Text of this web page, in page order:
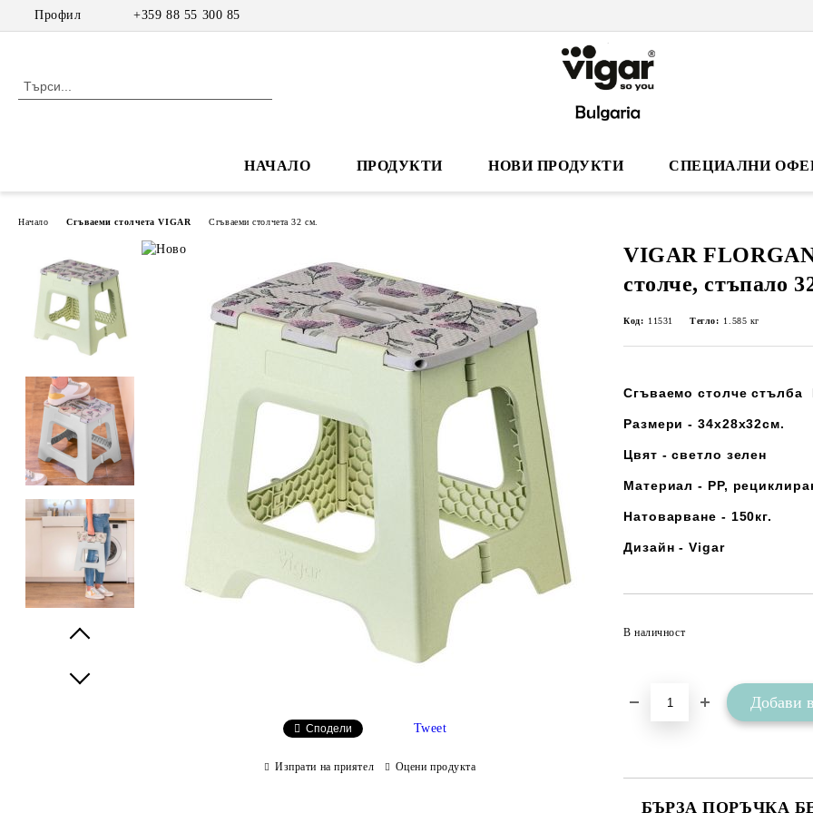
Профил +359 88 55 300 85
НАЧАЛО ПРОДУКТИ НОВИ ПРОДУКТИ СПЕЦИАЛНИ
Начало Сгъваеми столчета VIGAR Сгъваеми столчета 32 см.
VIGAR
столче, стъпало
Код: 11531 Тегло: 1.585 кг
Сгъваемо столче стълба
Размери -34х28х32см.
Цвят - светло зелен
Материал - РР,
Натоварване - 150кг.
Дизайн - Vigar
В наличност
БЪРЗА ПОРЪЧКА
Сподели Tweet
Изпрати на приятел Оцени продукта